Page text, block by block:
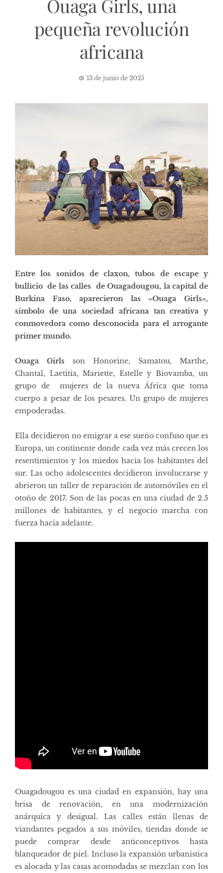
Ouaga Girls, una
pequeña revolución
africana
13 de junio de 2025
Entre los sonidos de claxon, tubos de escape y
bullicio de las calles de Ouagadougou, la capital de
Burkina Faso, aparecieron las «Ouaga Girls»,
símbolo de una sociedad africana tan creativa y
conmovedora como desconocida para el arrogante
primer mundo.
Ouaga Girls son Honorine, Samatou, Marthe,
Chantal, Laetitia, Mariette, Estelle y Biovamba, un
grupo de mujeres de la nueva África que toma
cuerpo a pesar de los pesares. Un grupo de mujeres
empoderadas.
Ella decidieron no emigrar a ese sueño confuso que es
Europa, un continente donde cada vez más crecen los
resentimientos y los miedos hacia los habitantes del
sur. Las ocho adolescentes decidieron involucrarse y
abrieron un taller de reparación de automóviles en el
otoño de 2017. Son de las pocas en una ciudad de 2.5
millones de habitantes, y el negocio marcha con
fuerza hacia adelante.
Ouagadougou es una ciudad en expansión, hay una
brisa de renovación, en una modernización
anárquica y desigual. Las calles están llenas de
viandantes pegados a sus móviles, tiendas donde se
puede comprar desde anticonceptivos hasta
blanqueador de piel. Incluso la expansión urbanística
es alocada y las casas acomodadas se mezclan con los